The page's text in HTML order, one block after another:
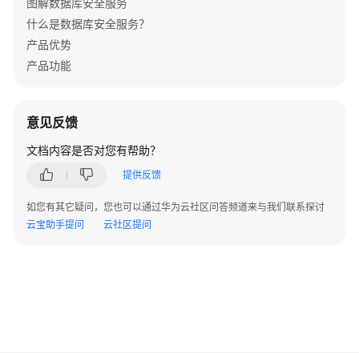
数
据
库
加
密
系
一
什么是数据库安全服务？
产品优势
产品功能
意见反馈
文档内容是否对您有帮助？
提供反馈
如您有其它疑问，您也可以通过华为云社区问答频道来与我们联系探讨
云宝助手提问
云社区提问